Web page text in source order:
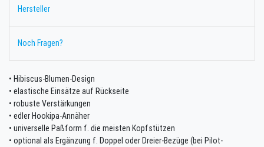
Hersteller
Noch Fragen?
• Hibiscus-Blumen-Design
• elastische Einsätze auf Rückseite
• robuste Verstärkungen
• edler Hookipa-Annäher
• universelle Paßform f. die meisten Kopfstützen
• optional als Ergänzung f. Doppel oder Dreier-Bezüge (bei Pilot-